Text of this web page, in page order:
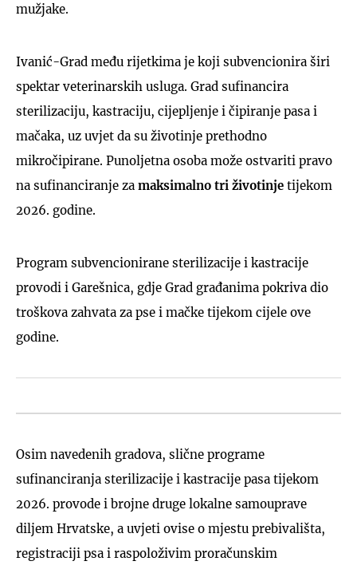
mužjake.
Ivanić-Grad među rijetkima je koji subvencionira širi
spektar veterinarskih usluga. Grad sufinancira
sterilizaciju, kastraciju, cijepljenje i čipiranje pasa i
mačaka, uz uvjet da su životinje prethodno
mikročipirane. Punoljetna osoba može ostvariti pravo
na sufinanciranje za maksimalno tri životinje tijekom
2026. godine.
Program subvencionirane sterilizacije i kastracije
provodi i Garešnica, gdje Grad građanima pokriva dio
troškova zahvata za pse i mačke tijekom cijele ove
godine.
Osim navedenih gradova, slične programe
sufinanciranja sterilizacije i kastracije pasa tijekom
2026. provode i brojne druge lokalne samouprave
diljem Hrvatske, a uvjeti ovise o mjestu prebivališta,
registraciji psa i raspoloživim proračunskim